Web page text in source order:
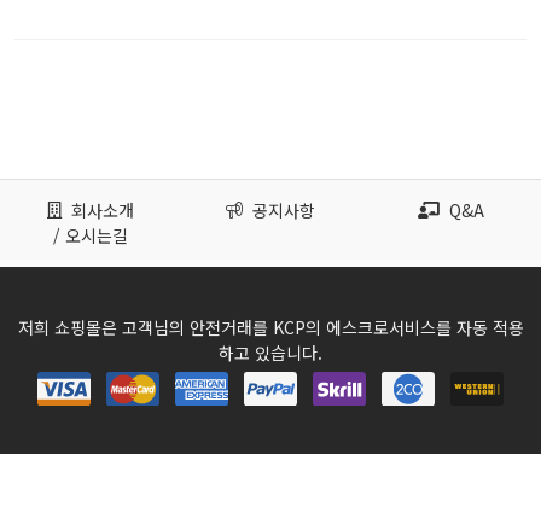
회사소개
/ 오시는길
공지사항 Q&A
저희 쇼핑몰은 고객님의 안전거래를 KCP의 에스크로서비스를 자동 적용
하고 있습니다.